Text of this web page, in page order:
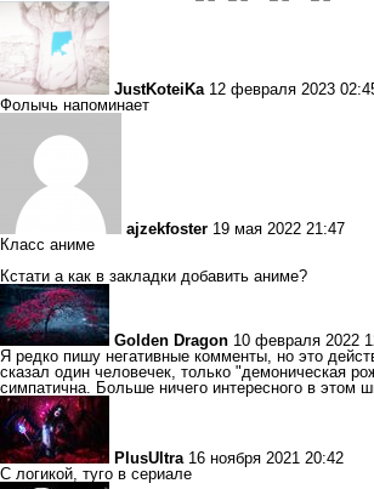
JustKoteiKa 12 февраля 2023
Фолычь напоминает
ajzekfoster 19 мая 2022 21:47
Класс аниме
Кстати а как в закладки добавить аниме?
Golden Dragon 10 февраля 2022
Я редко пишу негативные комменты, но это
сказал один человечек, только "демоническая
симпатична. Больше ничего интересного в этом
PlusUltra 16 ноября 2021 20:42
С логикой, туго в сериале